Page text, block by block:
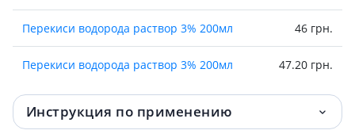
Перекиси водорода раствор 3% 200мл 46 грн.
Перекиси водорода раствор 3% 200мл 47.20 грн.
Инструкция по применению